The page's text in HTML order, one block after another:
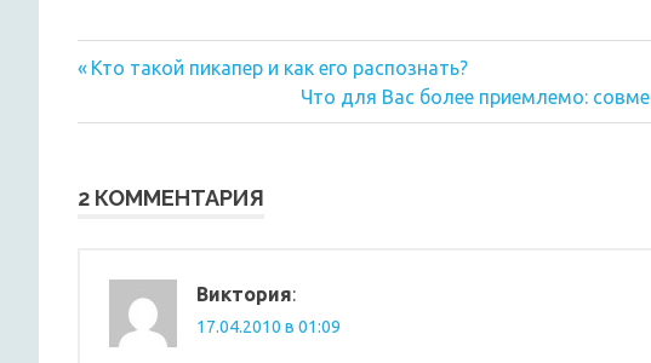
Навигация
по
Предыдущая
Кто такой пикапер и как его распознать?
Следующая
запись:
Что для Вас более приемлемо:
2 КОММЕНТАРИЯ
Виктория:
17.04.2010 в 01:09